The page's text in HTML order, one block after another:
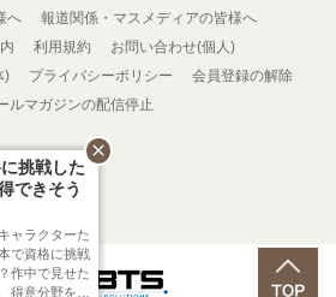
へ
報道関係・マスメディアの皆様へ
利用規約
お問い合わせ(個人)
)
プライバシーポリシー
会員登録の解除
ルマガジンの配信停止
by
挑戦した
できそう
ャラクターた
で資格に挑戦
作中で見せた
得意分野をも
close